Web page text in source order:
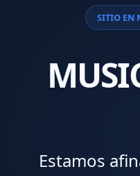
SITIO EN
Estamos